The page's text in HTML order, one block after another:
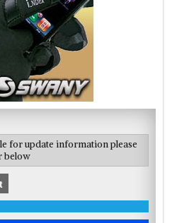
for update information please
below